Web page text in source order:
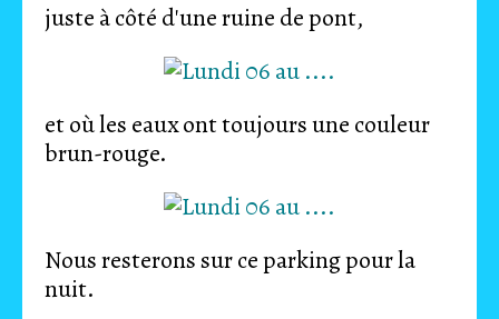
juste à côté d'une ruine de pont,
et où les eaux ont toujours une couleur
brun-rouge.
Nous resterons sur ce parking pour la
nuit.